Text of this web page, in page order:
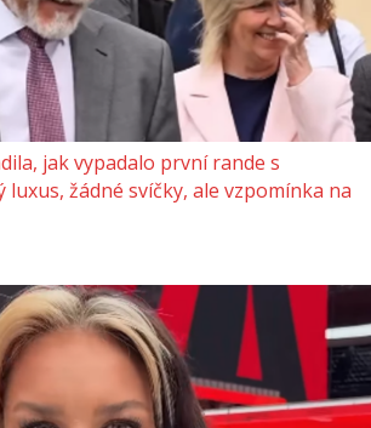
jak vypadalo první rande s
luxus, žádné svíčky, ale vzpomínka na